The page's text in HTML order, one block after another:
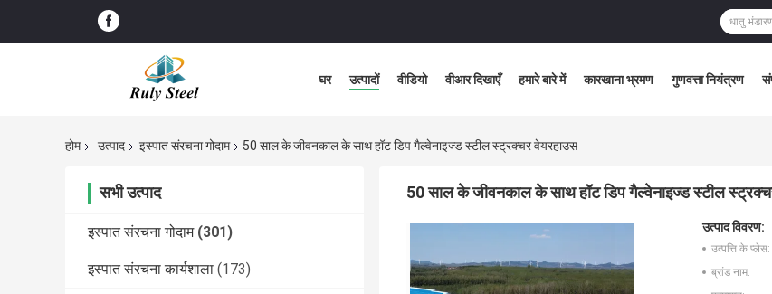
घर उत्पादों वीडियो वीआर दिखाएँ हमारे बारे में कारखाना भ्रमण गुणवत्ता नियंत्रण
होम उत्पाद इस्पात संरचना गोदाम 50 साल के जीवनकाल के साथ हॉट डिप गैल्वेनाइज्ड स्टील स्ट्रक्चर वेयरहाउस
सभी उत्पाद
इस्पात संरचना गोदाम (301)
इस्पात संरचना कार्यशाला (173)
50 साल के जीवनकाल के साथ हॉट डिप गैल्वेनाइज्ड स्टील
उत्पाद विवरण:
उत्पत्ति के प्लेस:
ब्रांड नाम: